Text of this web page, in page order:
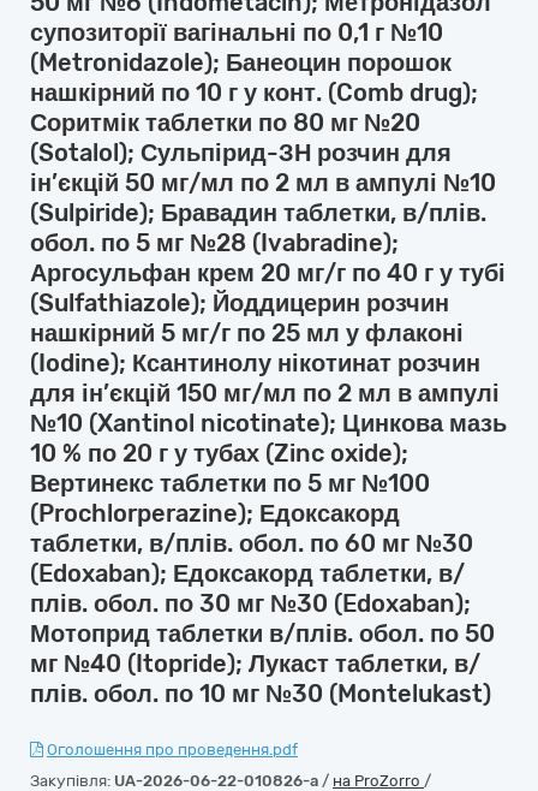
супозиторії вагінальні по 0,1 г №10
(Metronidazole); Банеоцин порошок
нашкірний по 10 г у конт. (Comb drug);
Соритмік таблетки по 80 мг №20
(Sotalol); Сульпірид-ЗН розчин для
ін’єкцій 50 мг/мл по 2 мл в ампулі №10
(Sulpiride); Бравадин таблетки, в/плів.
обол. по 5 мг №28 (Ivabradine);
Аргосульфан крем 20 мг/г по 40 г у тубі
(Sulfathiazole); Йоддицерин розчин
нашкірний 5 мг/г по 25 мл у флаконі
(Iodine); Ксантинолу нікотинат розчин
для ін’єкцій 150 мг/мл по 2 мл в ампулі
№10 (Xantinol nicotinate); Цинкова мазь
10 % по 20 г у тубах (Zinc oxide);
Вертинекс таблетки по 5 мг №100
(Prochlorperazine); Едоксакорд
таблетки, в/плів. обол. по 60 мг №30
(Edoxaban); Едоксакорд таблетки, в/
плів. обол. по 30 мг №30 (Edoxaban);
Мотоприд таблетки в/плів. обол. по 50
мг №40 (Itopride); Лукаст таблетки, в/
плів. обол. по 10 мг №30 (Montelukast)
Оголошення про проведення.pdf
Закупівля: UA-2026-06-22-010826-a / на ProZorro /